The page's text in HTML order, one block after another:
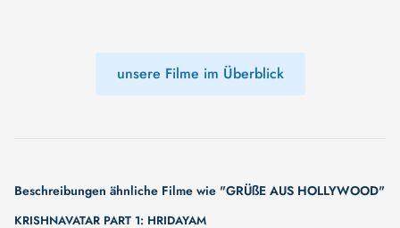
unsere Filme im Überblick
Beschreibungen ähnliche Filme wie "GRÜßE AUS HOLLYWOOD"
KRISHNAVATAR PART 1: HRIDAYAM